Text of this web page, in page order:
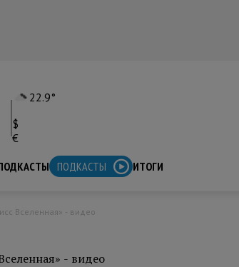
22.9°
$
€
ПОДКАСТЫ ИТОГИ
Вселенная» - видео
- видео